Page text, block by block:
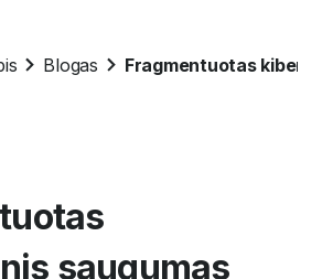
Blogas Fragmentuotas
saugumas